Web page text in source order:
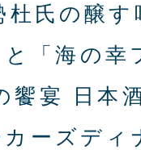
氏の醸す
「海の幸
饗宴 日本
カーズディ